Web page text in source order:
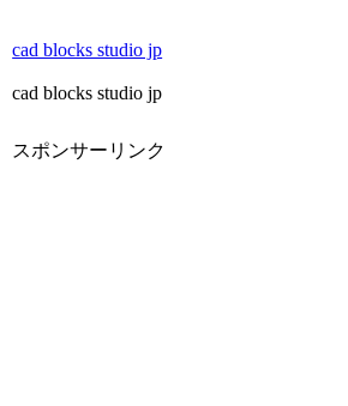
cad blocks studio jp
cad blocks studio jp
スポンサーリンク